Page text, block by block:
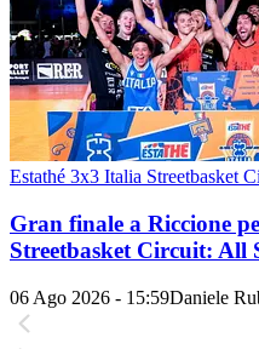
Estathé 3x3 Italia Streetbasket
Gran finale a Riccione
Streetbasket Circuit: All
06 Ago 2026 - 15:59Daniele